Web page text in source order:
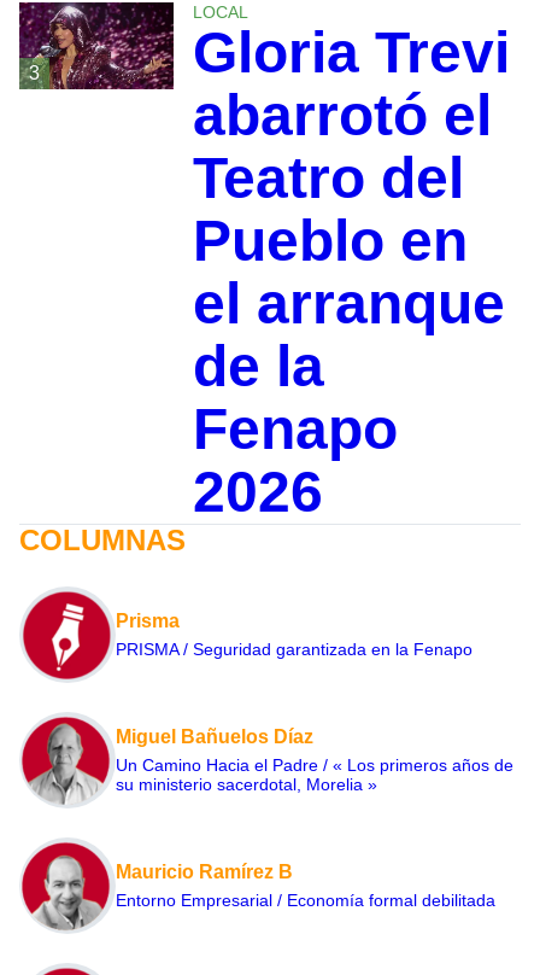
3
LOCAL
Gloria Trevi
abarrotó el
Teatro del
Pueblo en
el arranque
de la
Fenapo
2026
COLUMNAS
Prisma
PRISMA / Seguridad garantizada en la Fenapo
Miguel Bañuelos Díaz
Un Camino Hacia el Padre / « Los primeros años de
su ministerio sacerdotal, Morelia »
Mauricio Ramírez B
Entorno Empresarial / Economía formal debilitada